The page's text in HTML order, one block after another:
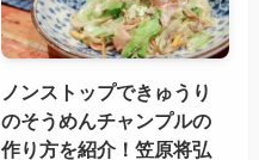
ノンストップできゅうり
のそうめんチャンプルの
作り方を紹介！笠原将弘